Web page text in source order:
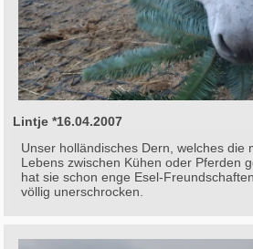
Lintje *16.04.2007
Unser holländisches Dern, welches die
Lebens zwischen Kühen oder Pferden
hat sie schon enge Esel-
völlig unerschrocken.